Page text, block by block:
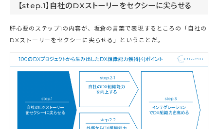
【step.1】自社のDXストーリーをセクシーに尖らせる
肝心要のステップ1の内容が、坂倉の言葉で表現するところの「自社の
DXストーリーをセクシーに尖らせる」ということだ。